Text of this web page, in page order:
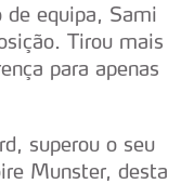
de equipa, Sami
Tirou mais
para apenas
superou o seu
Munster, desta